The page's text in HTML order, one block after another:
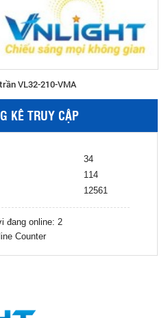
VL32-210-VMA
KÊ TRUY CẬP
34
114
12561
đang online: 2
Counter